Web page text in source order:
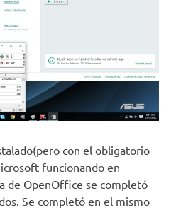
con el obligatorio
funcionando en
de OpenOffice se completó
Se completó en el mismo